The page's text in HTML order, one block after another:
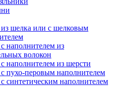
шелка или с шелковым
наполнителем из
волокон
наполнителем из шерсти
пухо-перовым наполнителем
синтетическим наполнителем